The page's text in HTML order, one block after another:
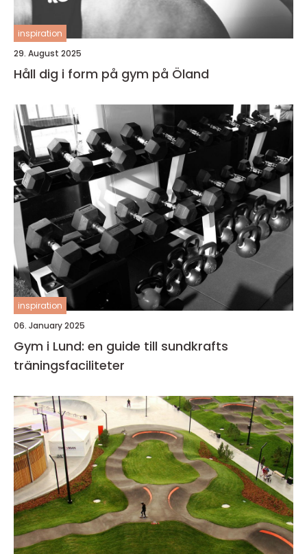
inspiration
29. August 2025
Håll dig i form på gym på Öland
inspiration
06. January 2025
Gym i Lund: en guide till sundkrafts
träningsfaciliteter